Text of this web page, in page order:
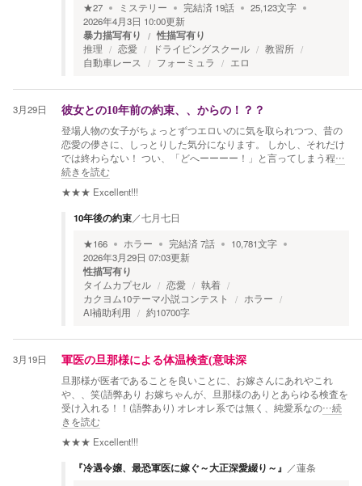
★27 ミステリー 完結済 19話 25,123文字
2026年4月3日 10:00更新
暴力描写有り 性描写有り
推理 恋愛 ドライビングスクール
教習所
自動車レース
フォーミュラ エロ
3月29日 彼女との10年前の約束、、からの！？？
登場人物の女子がちょっとずつエロいのに気を取られつつ、昔の
恋愛の儚さに、しっとりした気分になります。 しかし、それだけ
では終わらない！ つい、「どへーーーー！」と言ってしまう程…
続きを読む
★★★ Excellent!!!
10年後の約束／七月七日
★166 ホラー 完結済7話 10,781文字
2026年3月29日 07:03更新
性描写有り
タイムカプセル 恋愛
執着
カクヨム10テーマ小説コンテスト
ホラー
AI補助利用
約10700字
3月19日 軍医の旦那様による体温検査(意味深
旦那様が医者であることを良いことに、お嫁さんにあれやこれ
や、、笑(語弊あり お嫁ちゃんが、旦那様のありとあらゆる検査を
受け入れる！！(語弊あり) オレオレ系では無く、純愛系なの…続
きを読む
★★★ Excellent!!!
『冷遇令嬢、最恐軍医に嫁ぐ～大正深愛綴り～』 ／蓮条